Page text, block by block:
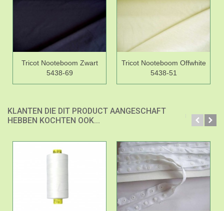
Tricot Nooteboom Zwart
5438-69
Tricot Nooteboom Offwhite
5438-51
KLANTEN DIE DIT PRODUCT AANGESCHAFT
HEBBEN KOCHTEN OOK...